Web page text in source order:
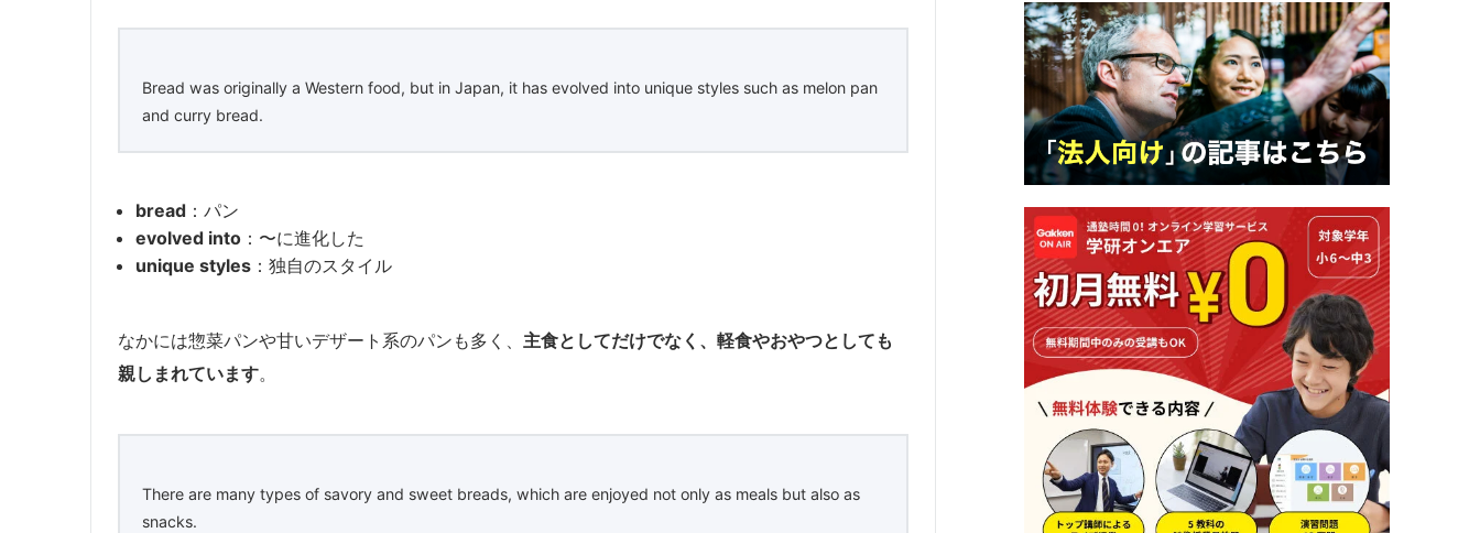
Bread was originally a Western food, but in Japan, it has evolved into unique styles such as melon pan
and curry bread.
bread ：パン
evolved into ：〜に進化した
unique styles ：独自のスタイル
なかには惣菜パンや甘いデザート系のパンも多く、 主食としてだけでなく、軽食やおやつとしても
親しまれています。
There are many types of savory and sweet breads, which are enjoyed not only as meals but also as
snacks.